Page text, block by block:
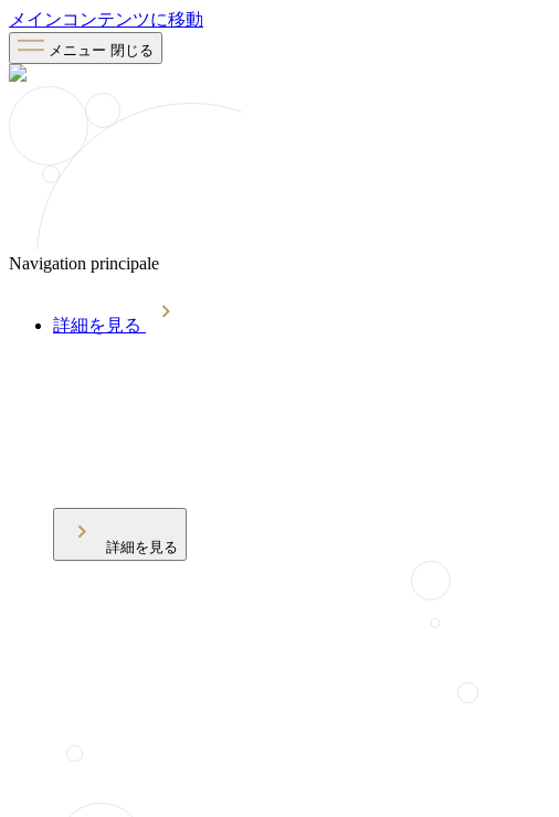
メインコンテンツに移動
メニュー 閉じる
Navigation principale
詳細を見る
詳細を見る